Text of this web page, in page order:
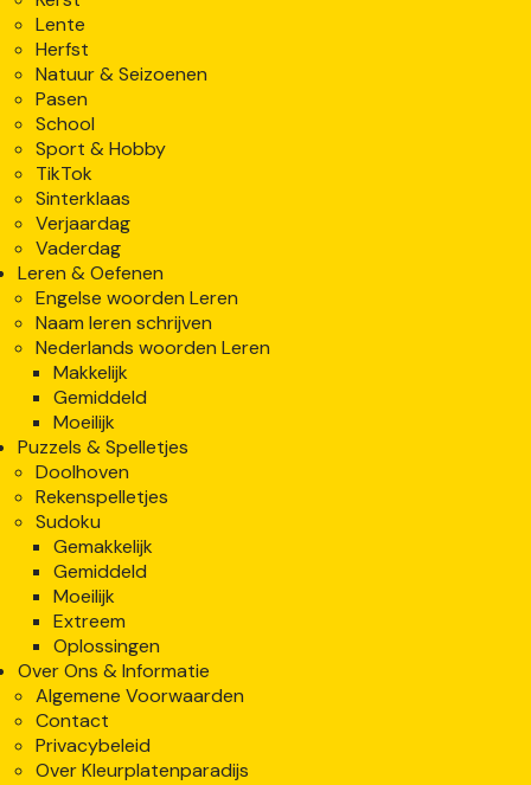
Lente
Herfst
Natuur & Seizoenen
Pasen
School
Sport & Hobby
TikTok
Sinterklaas
Verjaardag
Vaderdag
Leren & Oefenen
Engelse woorden Leren
Naam leren schrijven
Nederlands woorden Leren
Makkelijk
Gemiddeld
Moeilijk
Puzzels & Spelletjes
Doolhoven
Rekenspelletjes
Sudoku
Gemakkelijk
Gemiddeld
Moeilijk
Extreem
Oplossingen
Over Ons & Informatie
Algemene Voorwaarden
Contact
Privacybeleid
Over Kleurplatenparadijs